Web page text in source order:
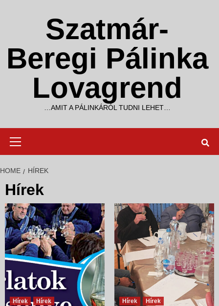
Szatmár-
Beregi Pálinka
Lovagrend
…AMIT A PÁLINKÁRÓL TUDNI LEHET…
HOME HÍREK
Hírek
Hírek Hírek Hírek Hírek